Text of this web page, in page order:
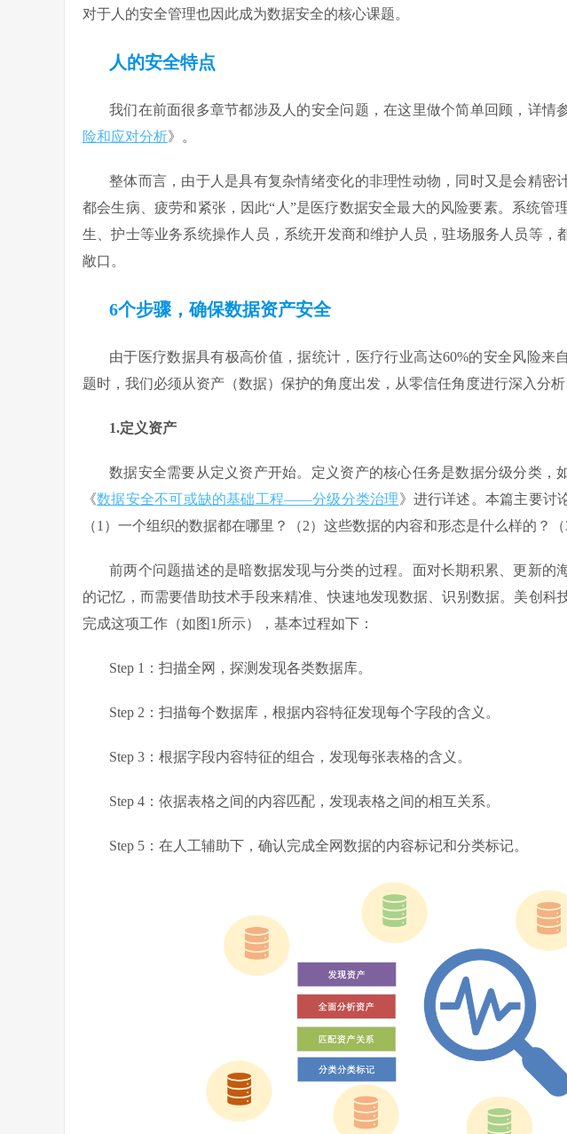
对于人的安全管理也因此成为数据安全的核心课题。
人的安全特点
我们在前面很多章节都涉及人的安全问题，在这里做个简单回顾，详情
险和应对分析》。
整体而言，由于人是具有复杂情绪变化的非理性动物，同时又是会精密
都会生病、疲劳和紧张，因此“人”是医疗数据安全最大的风险要素。系统管
生、护士等业务系统操作人员，系统开发商和维护人员，驻场服务人员等，
敞口。
6个步骤，确保数据资产安全
由于医疗数据具有极高价值，据统计，医疗行业高达60%的安全风险来
题时，我们必须从资产（数据）保护的角度出发，从零信任角度进行深入分析
1.定义资产
数据安全需要从定义资产开始。定义资产的核心任务是数据分级分类，
《数据安全不可或缺的基础工程——分级分类治理》进行详述。本篇主要讨
（1）一个组织的数据都在哪里？（2）这些数据的内容和形态是什么样的？
前两个问题描述的是暗数据发现与分类的过程。面对长期积累、更新的
的记忆，而需要借助技术手段来精准、快速地发现数据、识别数据。美创科
完成这项工作（如图1所示），基本过程如下：
Step 1：扫描全网，探测发现各类数据库。
Step 2：扫描每个数据库，根据内容特征发现每个字段的含义。
Step 3：根据字段内容特征的组合，发现每张表格的含义。
Step 4：依据表格之间的内容匹配，发现表格之间的相互关系。
Step 5：在人工辅助下，确认完成全网数据的内容标记和分类标记。